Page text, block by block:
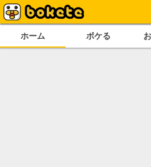
ホーム ボケる